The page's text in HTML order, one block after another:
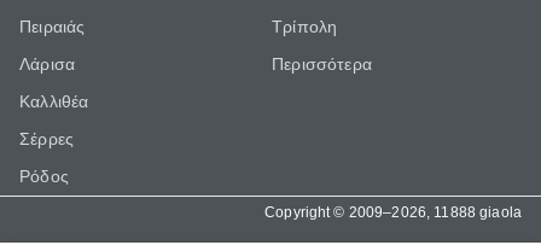
Πειραιάς
Λάρισα
Καλλιθέα
Σέρρες
Ρόδος
Τρίπολη
Περισσότερα
Copyright © 2009–2026, 11888 giaola